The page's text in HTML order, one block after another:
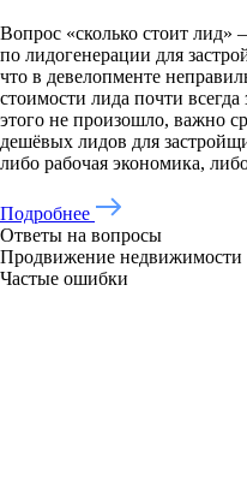
Вопрос «сколько стоит
по лидогенерации для
что в девелопменте
стоимости лида почти
этого не произошло, важно
дешёвых лидов для
либо рабочая экономика,
Подробнее
Ответы на вопросы
Продвижение недвижимости
Частые ошибки